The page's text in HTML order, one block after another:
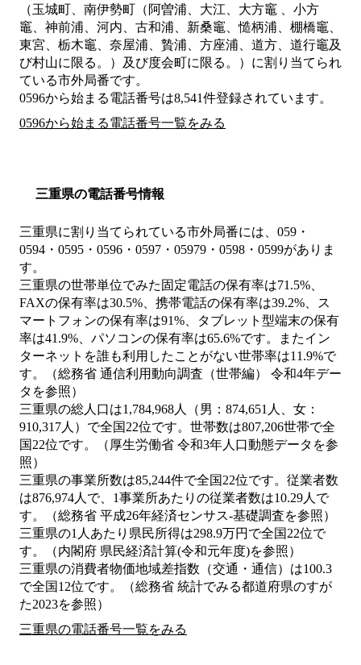
（玉城町、南伊勢町（阿曽浦、大江、大方竈 、小方
竈、神前浦、河内、古和浦、新桑竈、慥柄浦、棚橋竈、
東宮、栃木竈、奈屋浦、贄浦、方座浦、道方、道行竈及
び村山に限る。）及び度会町に限る。） に割り当てられ
ている市外局番です。
0596から始まる電話番号は8,541件登録されています。
0596から始まる電話番号一覧をみる
三重県の電話番号情報
三重県に割り当てられている市外局番には、059・
0594・0595・0596・0597・05979・0598・0599がありま
す。
三重県の世帯単位でみた固定電話の保有率は71.5%、
FAXの保有率は30.5%、携帯電話の保有率は39.2%、ス
マートフォンの保有率は91%、タブレット型端末の保有
率は41.9%、パソコンの保有率は65.6%です。またイン
ターネットを誰も利用したことがない世帯率は11.9%で
す。（総務省 通信利用動向調査（世帯編） 令和4年デー
タを参照）
三重県の総人口は1,784,968人（男：874,651人、女：
910,317人）で全国22位です。世帯数は807,206世帯で全
国22位です。（厚生労働省 令和3年人口動態データを参
照）
三重県の事業所数は85,244件で全国22位です。従業者数
は876,974人で、1事業所あたりの従業者数は10.29人で
す。（総務省 平成26年経済センサス‐基礎調査を参照）
三重県の1人あたり県民所得は298.9万円で全国22位で
す。（内閣府 県民経済計算(令和元年度)を参照）
三重県の消費者物価地域差指数（交通・通信）は100.3
で全国12位です。（総務省 統計でみる都道府県のすが
た2023を参照）
三重県の電話番号一覧をみる